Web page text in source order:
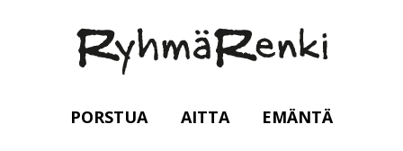
PORSTUA AITTA EMÄNTÄ